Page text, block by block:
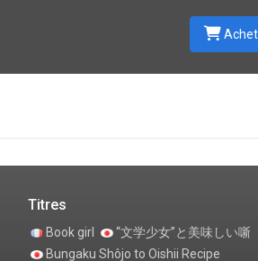
Titres
Book girl
“文学少女”と美味しい噺
Bungaku Shôjo to Oishii Recipe